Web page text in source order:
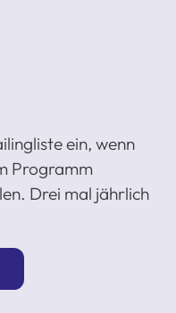
ein, wenn
Programm
Drei mal jährlich